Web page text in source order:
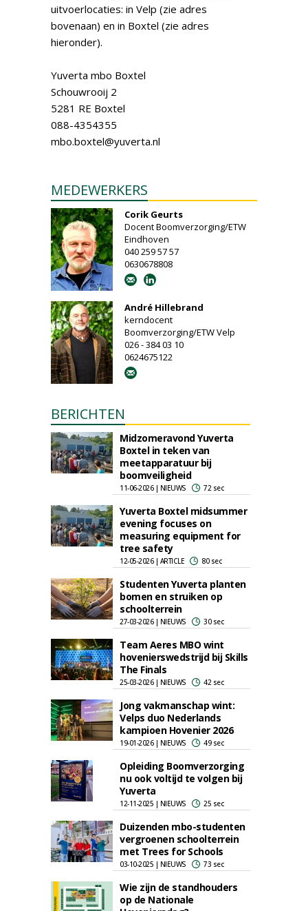
uitvoerlocaties: in Velp (zie adres
bovenaan) en in Boxtel (zie adres
hieronder).
Yuverta mbo Boxtel
Schouwrooij 2
5281 RE Boxtel
088-4354355
mbo.boxtel@yuverta.nl
MEDEWERKERS
Corik Geurts
Docent Boomverzorging/ETW
Eindhoven
040 259 57 57
0630678808
André Hillebrand
kerndocent
Boomverzorging/ETW Velp
026 - 384 03 10
0624675122
BERICHTEN
Midzomeravond Yuverta
Boxtel in teken van
meetapparatuur bij
boomveiligheid
11-06-2026 | NIEUWS 72 sec
Yuverta Boxtel midsummer
evening focuses on
measuring equipment for
tree safety
12-05-2026 | ARTICLE 80 sec
Studenten Yuverta planten
bomen en struiken op
schoolterrein
27-03-2026 | NIEUWS 30 sec
Team Aeres MBO wint
hovenierswedstrijd bij Skills
The Finals
25-03-2026 | NIEUWS 42 sec
Jong vakmanschap wint:
Velps duo Nederlands
kampioen Hovenier 2026
19-01-2026 | NIEUWS 49 sec
Opleiding Boomverzorging
nu ook voltijd te volgen bij
Yuverta
12-11-2025 | NIEUWS 25 sec
Duizenden mbo-studenten
vergroenen schoolterrein
met Trees for Schools
03-10-2025 | NIEUWS 73 sec
Wie zijn de standhouders
op de Nationale